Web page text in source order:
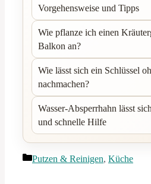
Vorgehensweise und Tipps
Wie pflanze ich einen
Balkon an?
Wie lässt sich ein Schlüssel
nachmachen?
Wasser-Absperrhahn lässt
und schnelle Hilfe
Kategorien
Putzen & Reinigen, Küche